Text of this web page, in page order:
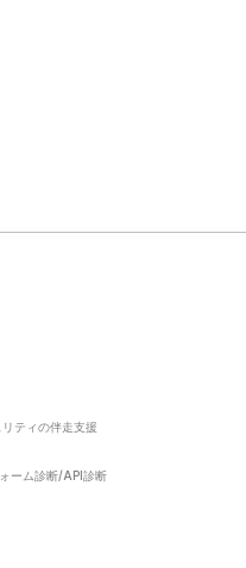
ティの伴走支援
ーム診断/API診断